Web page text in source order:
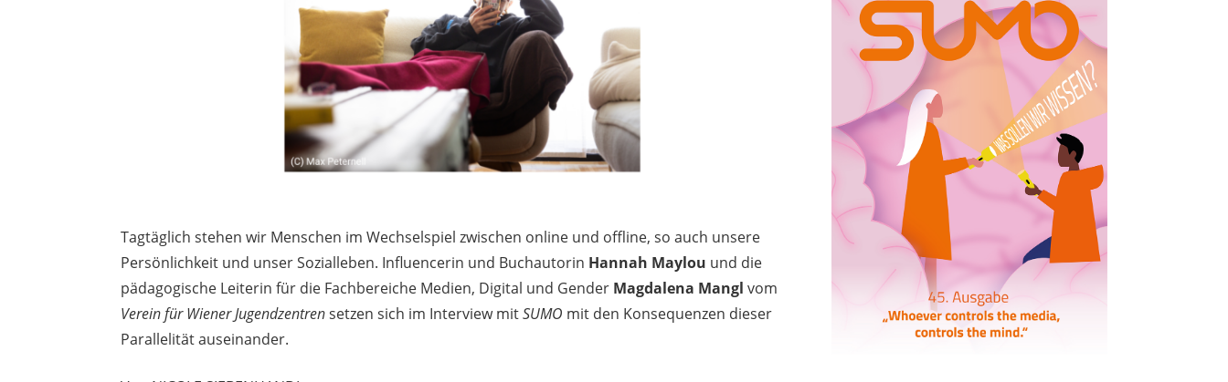
Tagtäglich stehen wir Menschen im Wechselspiel zwischen online und offline, so auch unsere
Persönlichkeit und unser Sozialleben. Influencerin und Buchautorin Hannah Maylou und die
pädagogische Leiterin für die Fachbereiche Medien, Digital und Gender Magdalena Mangl vom
Verein für Wiener Jugendzentrensetzen sich im Interview mitSUMO mit den Konsequenzen dieser
Parallelität auseinander.